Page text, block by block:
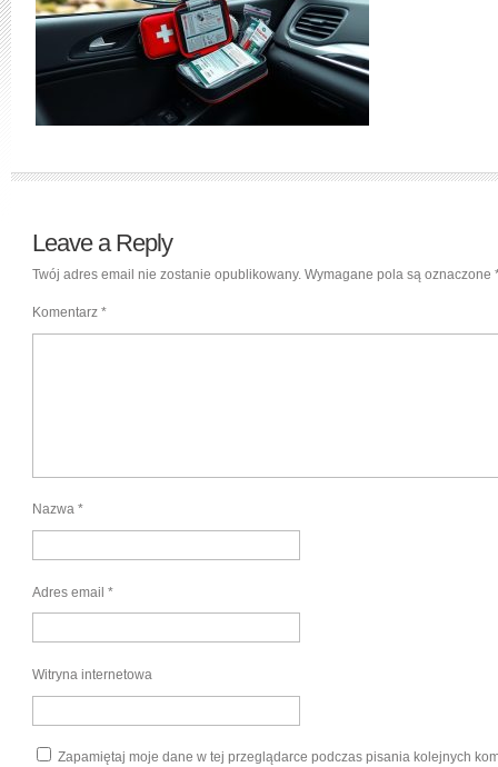
Leave a Reply
Twój adres email nie zostanie opublikowany. Wymagane pola są oznaczone
Komentarz *
Nazwa *
Adres email *
Witryna internetowa
Zapamiętaj moje dane w tej przeglądarce podczas pisania kolejnych